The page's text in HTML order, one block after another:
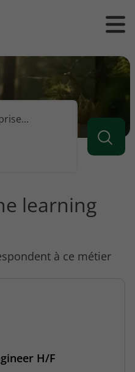
Ouvrir
/
le
learning
à ce métier
H/F